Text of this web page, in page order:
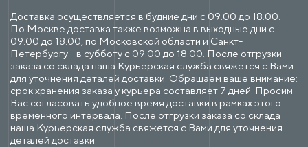
Доставка осуществляется в будние дни с 09.00 до 18.00.
По Москве доставка также возможна в выходные дни с
09.00 до 18.00, по Московской области и Санкт-
Петербургу - в субботу с 09.00 до 18.00. После отгрузки
заказа со склада наша Курьерская служба свяжется с Вами
для уточнения деталей доставки. Обращаем ваше внимание:
срок хранения заказа у курьера составляет 7 дней. Просим
Вас согласовать удобное время доставки в рамках этого
временного интервала. После отгрузки заказа со склада
наша Курьерская служба свяжется с Вами для уточнения
деталей доставки.